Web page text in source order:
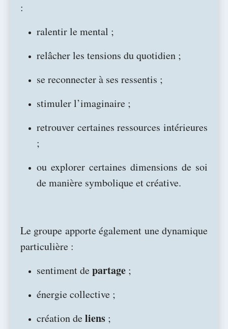
:
ralentir le mental ;
relâcher les tensions du quotidien ;
se reconnecter à ses ressentis ;
stimuler l’imaginaire ;
retrouver certaines ressources intérieures
;
ou explorer certaines dimensions de soi
de manière symbolique et créative.
Le groupe apporte également une dynamique
particulière :
sentiment departage ;
énergie collective ;
création deliens ;